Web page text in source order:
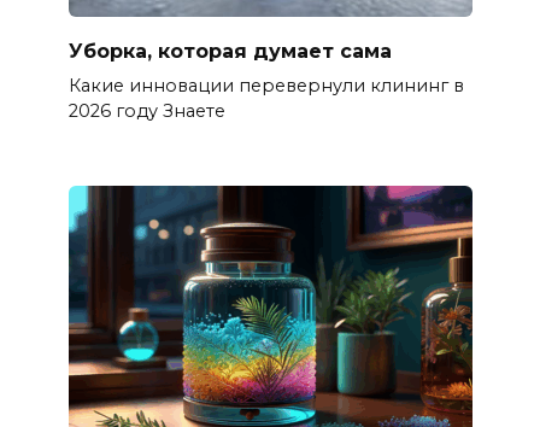
Уборка, которая думает сама
Какие инновации перевернули клининг в
2026 году Знаете